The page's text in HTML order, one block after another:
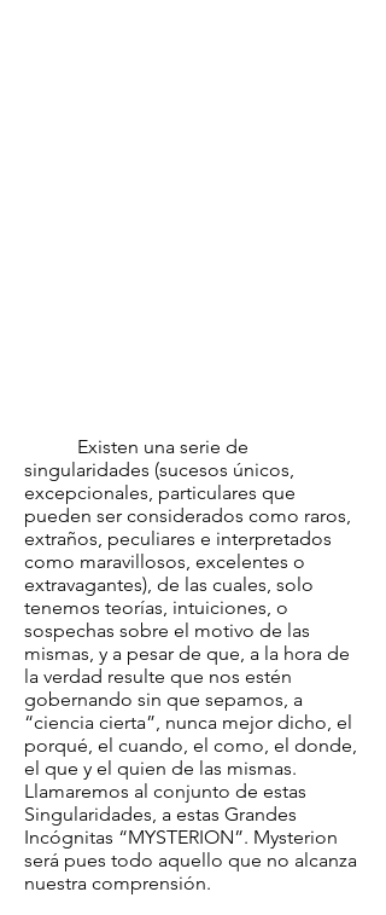
Existen una serie de
singularidades (sucesos únicos,
excepcionales, particulares que
pueden ser considerados como raros,
extraños, peculiares e interpretados
como maravillosos, excelentes o
extravagantes), de las cuales, solo
tenemos teorías, intuiciones, o
sospechas sobre el motivo de las
mismas, y a pesar de que, a la hora de
la verdad resulte que nos estén
gobernando sin que sepamos, a
“ciencia cierta”, nunca mejor dicho, el
porqué, el cuando, el como, el donde,
el que y el quien de las mismas.
Llamaremos al conjunto de estas
Singularidades, a estas Grandes
Incógnitas “MYSTERION”. Mysterion
será pues todo aquello que no alcanza
nuestra comprensión.